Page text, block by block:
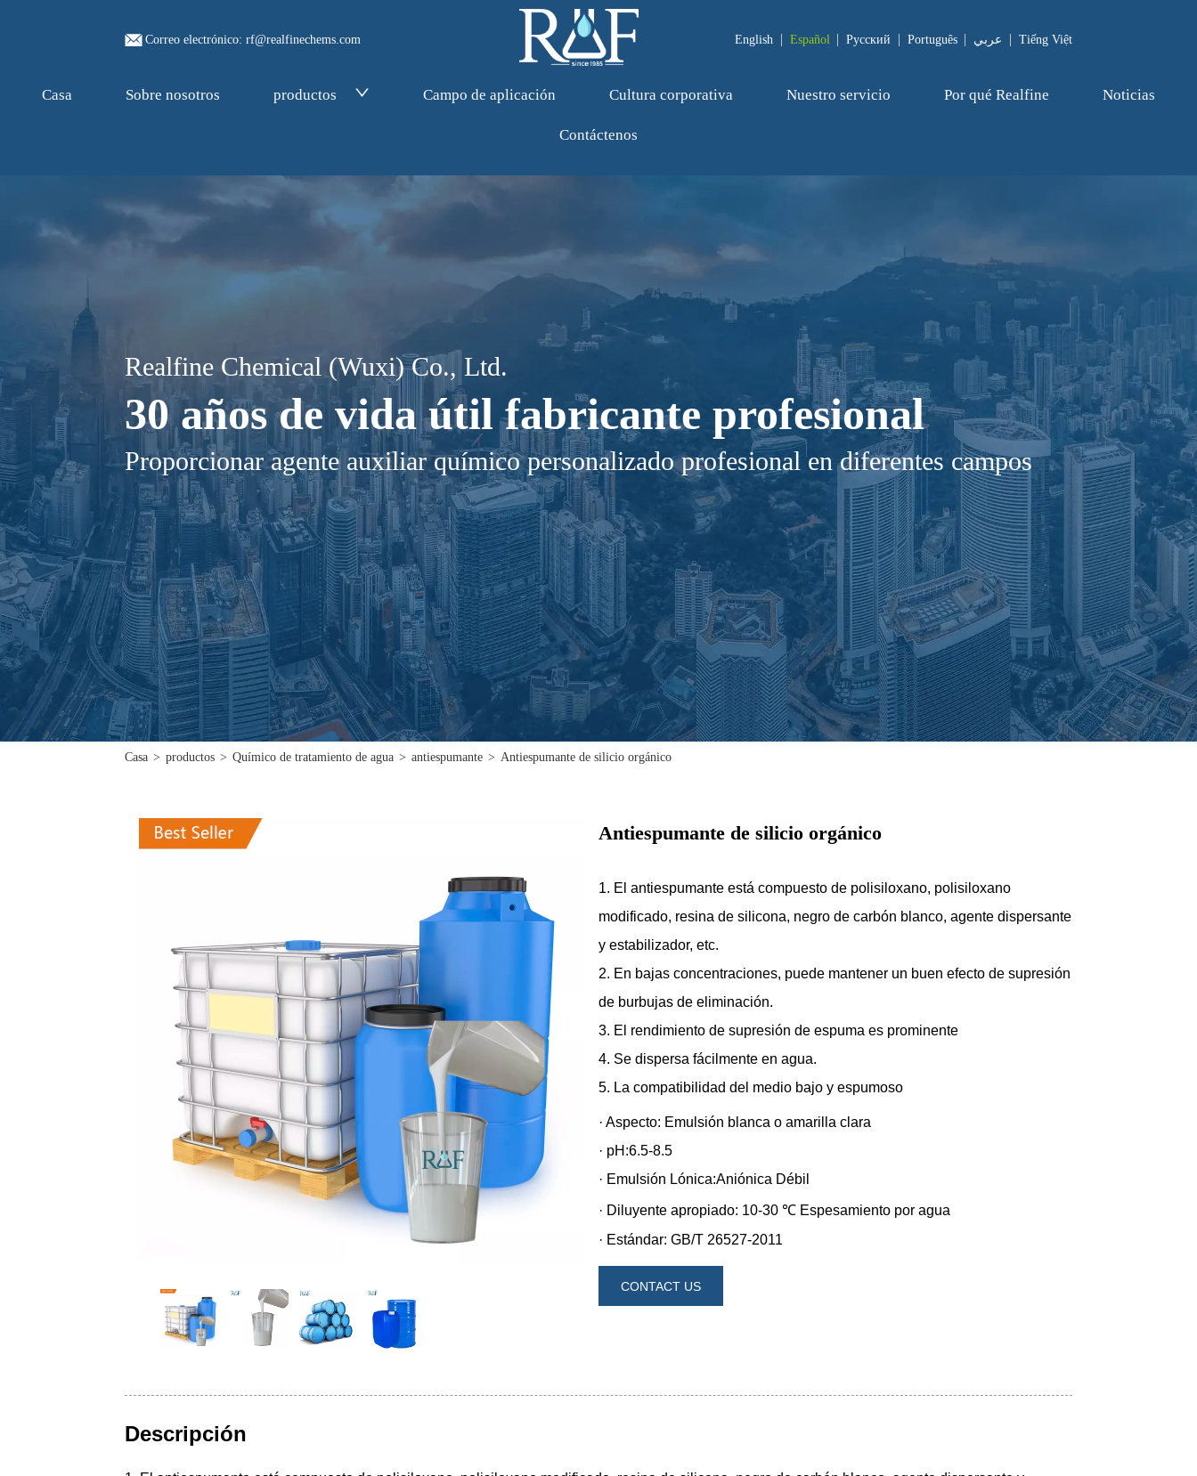
Correo electrónico: rf@realfinechems.com English Español Pусский Português عربي Tiếng Việt
Casa Sobre nosotros productos Campo de aplicación Cultura corporativa Nuestro servicio Por qué Realfine Noticias
Contáctenos
Realfine Chemical (Wuxi) Co., Ltd.
30 años de vida útil fabricante profesional
Proporcionar agente auxiliar químico personalizado profesional en diferentes campos
Casa > productos > Químico de tratamiento de agua > antiespumante > Antiespumante de silicio orgánico
Antiespumante de silicio orgánico
CONTACT US